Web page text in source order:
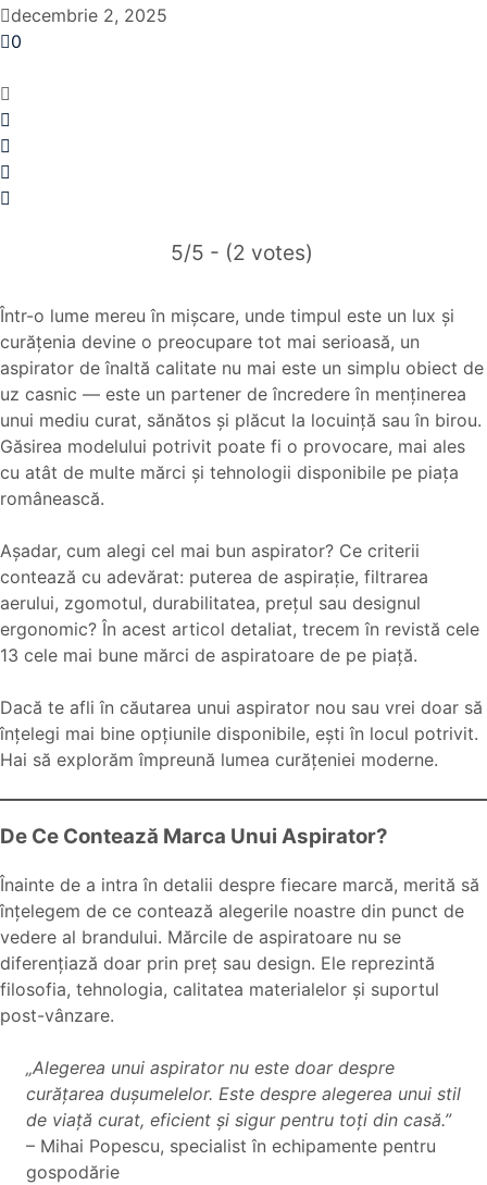
decembrie 2, 2025
0
5/5 - (2 votes)
Într-o lume mereu în mișcare, unde timpul este un lux și
curățenia devine o preocupare tot mai serioasă, un
aspirator de înaltă calitate nu mai este un simplu obiect de
uz casnic — este un partener de încredere în menținerea
unui mediu curat, sănătos și plăcut la locuință sau în birou.
Găsirea modelului potrivit poate fi o provocare, mai ales
cu atât de multe mărci și tehnologii disponibile pe piața
românească.
Așadar, cum alegi cel mai bun aspirator? Ce criterii
contează cu adevărat: puterea de aspirație, filtrarea
aerului, zgomotul, durabilitatea, prețul sau designul
ergonomic? În acest articol detaliat, trecem în revistă cele
13 cele mai bune mărci de aspiratoare de pe piață.
Dacă te afli în căutarea unui aspirator nou sau vrei doar să
înțelegi mai bine opțiunile disponibile, ești în locul potrivit.
Hai să explorăm împreună lumea curățeniei moderne.
De Ce Contează Marca Unui Aspirator?
Înainte de a intra în detalii despre fiecare marcă, merită să
înțelegem de ce contează alegerile noastre din punct de
vedere al brandului. Mărcile de aspiratoare nu se
diferențiază doar prin preț sau design. Ele reprezintă
filosofia, tehnologia, calitatea materialelor și suportul
post-vânzare.
„Alegerea unui aspirator nu este doar despre
curățarea dușumelelor. Este despre alegerea unui stil
de viață curat, eficient și sigur pentru toți din casă.”
– Mihai Popescu, specialist în echipamente pentru
gospodărie